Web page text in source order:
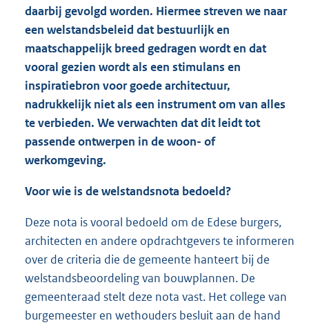
daarbij gevolgd worden. Hiermee streven we naar
een welstandsbeleid dat bestuurlijk en
maatschappelijk breed gedragen wordt en dat
vooral gezien wordt als een stimulans en
inspiratiebron voor goede architectuur,
nadrukkelijk niet als een instrument om van alles
te verbieden. We verwachten dat dit leidt tot
passende ontwerpen in de woon- of
werkomgeving.
Voor wie is de welstandsnota bedoeld?
Deze nota is vooral bedoeld om de Edese burgers,
architecten en andere opdrachtgevers te informeren
over de criteria die de gemeente hanteert bij de
welstandsbeoordeling van bouwplannen. De
gemeenteraad stelt deze nota vast. Het college van
burgemeester en wethouders besluit aan de hand